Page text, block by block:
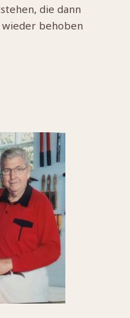
die dann
behoben